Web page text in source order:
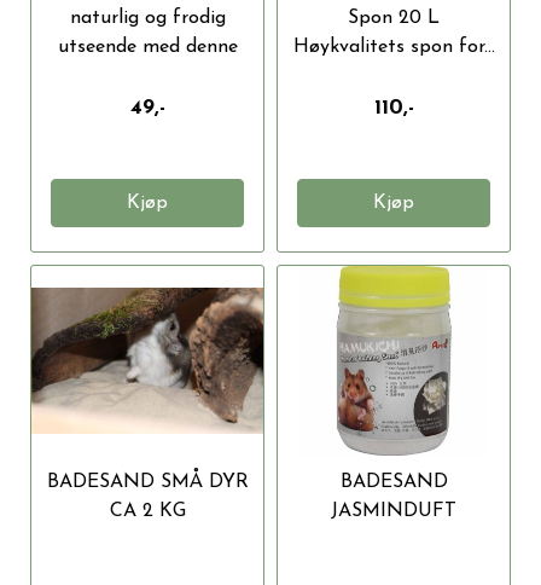
naturlig og frodig
utseende med denne
49,-
Kjøp
Spon 20 L
Høykvalitets spon for...
110,-
Kjøp
BADESAND SMÅ DYR
CA 2 KG
BADESAND
JASMINDUFT